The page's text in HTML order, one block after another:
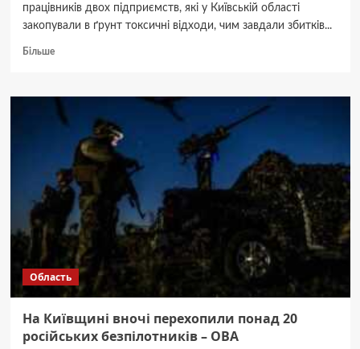
працівників двох підприємств, які у Київській області
закопували в ґрунт токсичні відходи, чим завдали збитків...
БільшеДокладніше
підприємців,
на
Київщині
закопували
в
ґрунт
токсичні
відходи
Область
На Київщині вночі перехопили понад 20
російських безпілотників – ОВА